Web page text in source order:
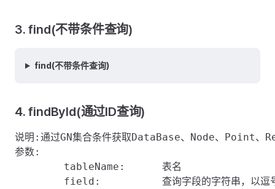
3. find(不带条件查询)
find(不带条件查询)
4. findById(通过ID查询)
说明:通过GN集合条件获取DataBase、Node、Point
参数: